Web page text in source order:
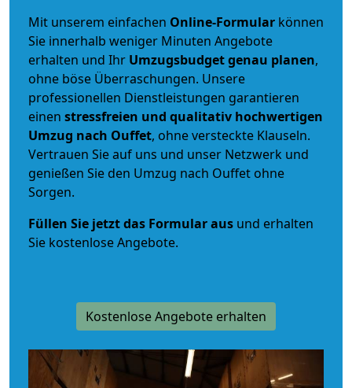
Mit unserem einfachen Online-Formular können
Sie innerhalb weniger Minuten Angebote
erhalten und Ihr Umzugsbudgetgenau planen,
ohne böse Überraschungen. Unsere
professionellen Dienstleistungen garantieren
einen stressfreien und qualitativ hochwertigen
Umzug nach Ouffet, ohne versteckte Klauseln.
Vertrauen Sie auf uns und unser Netzwerk und
genießen Sie den Umzug nach Ouffet ohne
Sorgen.
Füllen Sie jetzt das Formular aus und erhalten
Sie kostenlose Angebote.
Kostenlose Angebote erhalten